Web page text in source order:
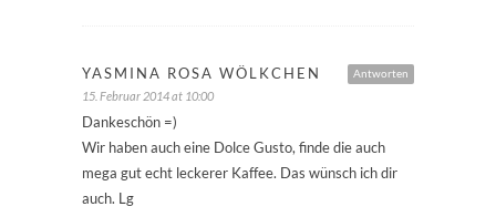
Antworten
YASMINA ROSA WÖLKCHEN
15. Februar 2014 at 10:00
Dankeschön =)
Wir haben auch eine Dolce Gusto, finde die auch
mega gut echt leckerer Kaffee. Das wünsch ich dir
auch. Lg